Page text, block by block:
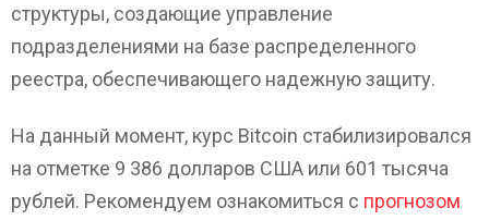
структуры, создающие управление
подразделениями на базе распределенного
реестра, обеспечивающего надежную защиту.
На данный момент, курс Bitcoin стабилизировался
на отметке 9 386 долларов США или 601 тысяча
рублей. Рекомендуем ознакомиться с прогнозом